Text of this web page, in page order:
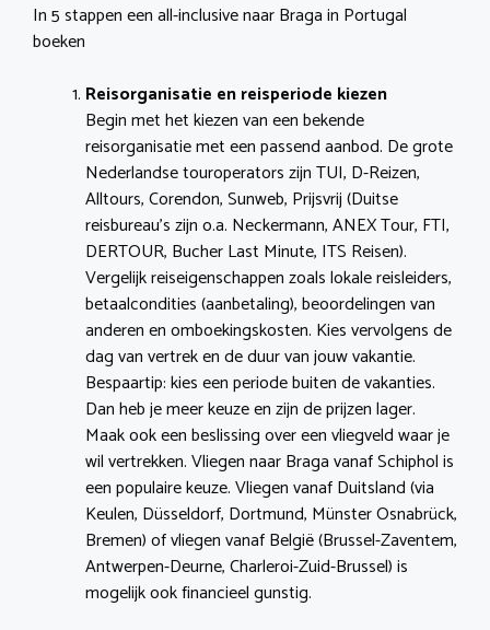
In 5 stappen een all-inclusive naar Braga in Portugal
boeken
Reisorganisatie en reisperiode kiezen
Begin met het kiezen van een bekende
reisorganisatie met een passend aanbod. De grote
Nederlandse touroperators zijn TUI, D-Reizen,
Alltours, Corendon, Sunweb, Prijsvrij (Duitse
reisbureau’s zijn o.a. Neckermann, ANEX Tour, FTI,
DERTOUR, Bucher Last Minute, ITS Reisen).
Vergelijk reiseigenschappen zoals lokale reisleiders,
betaalcondities (aanbetaling), beoordelingen van
anderen en omboekingskosten. Kies vervolgens de
dag van vertrek en de duur van jouw vakantie.
Bespaartip: kies een periode buiten de vakanties.
Dan heb je meer keuze en zijn de prijzen lager.
Maak ook een beslissing over een vliegveld waar je
wil vertrekken. Vliegen naar Braga vanaf Schiphol is
een populaire keuze. Vliegen vanaf Duitsland (via
Keulen, Düsseldorf, Dortmund, Münster Osnabrück,
Bremen) of vliegen vanaf België (Brussel-Zaventem,
Antwerpen-Deurne, Charleroi-Zuid-Brussel) is
mogelijk ook financieel gunstig.